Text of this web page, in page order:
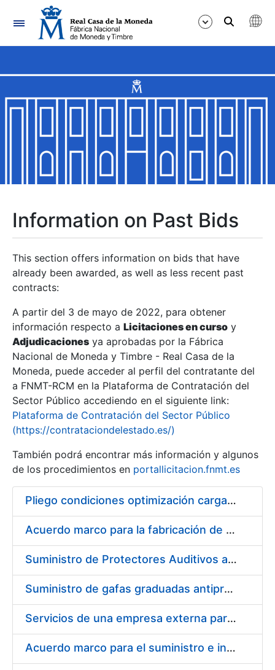
Navigation
Show/Hide
Show/Hide
Show/Hide
Show/Hide
Show/Hide
Show/Hide
Information on Past Bids
This section offers information on bids that have
already been awarded, as well as less recent past
contracts:
A partir del 3 de mayo de 2022, para obtener
información respecto a Licitaciones en curso y
Adjudicaciones ya aprobadas por la Fábrica
Nacional de Moneda y Timbre - Real Casa de la
Moneda, puede acceder al perfil del contratante del
a FNMT-RCM en la Plataforma de Contratación del
Sector Público accediendo en el siguiente link:
Plataforma de Contratación del Sector Público
(https://contrataciondelestado.es/)
También podrá encontrar más información y algunos
de los procedimientos en portallicitacion.fnmt.es
Pliego condiciones optimización cargas compras firmado
Acuerdo marco para la fabricación de piezas
Suministro de Protectores Auditivos a medida para las personas trabajadoras de los Centros de Trabajo de Madrid y Burgos
Suministro de gafas graduadas antiproyecciones para los trabajadores de la FNMT-RCM en los centros de trabajo de Madrid y Burgos
Servicios de una empresa externa para el asesoramiento y resolución de los recursos de alzada que se presentan relacionados con procesos de selección para la FNMT-RCM
Acuerdo marco para el suministro e instalación de persianas, estores y otros complementos